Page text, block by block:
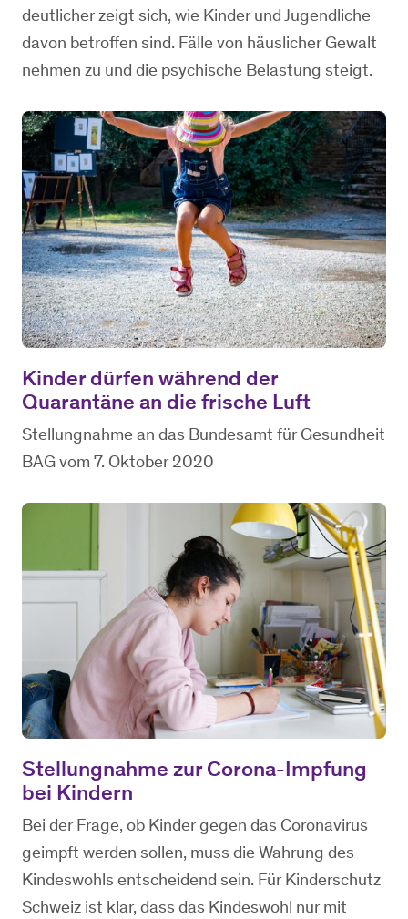
deutlicher zeigt sich, wie Kinder und Jugendliche
davon betroffen sind. Fälle von häuslicher Gewalt
nehmen zu und die psychische Belastung steigt.
Kinder dürfen während der
Quarantäne an die frische Luft
Stellungnahme an das Bundesamt für Gesundheit
BAG vom 7. Oktober 2020
Stellungnahme zur Corona-Impfung
bei Kindern
Bei der Frage, ob Kinder gegen das Coronavirus
geimpft werden sollen, muss die Wahrung des
Kindeswohls entscheidend sein. Für Kinderschutz
Schweiz ist klar, dass das Kindeswohl nur mit